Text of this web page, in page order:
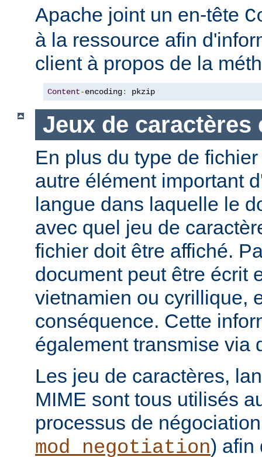
Apache joint un en-tête
à la ressource afin
client à propos de la
Content-encoding: pkzip
Jeux de caractères
En plus du type de
autre élément important
langue dans laquelle le
avec quel jeu de
fichier doit être affiché.
document peut être écrit
vietnamien ou cyrillique,
conséquence. Cette
également transmise via
Les jeu de caractères,
MIME sont tous utilisés
processus de
mod_negotiation) afin